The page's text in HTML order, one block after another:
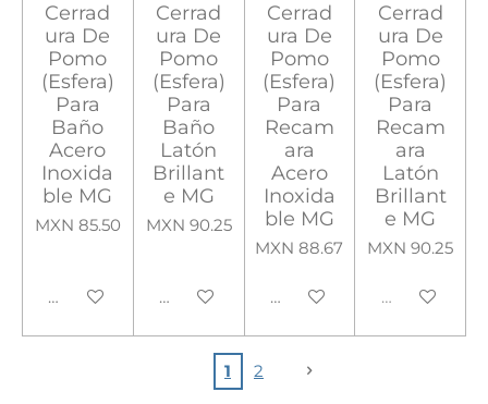
Cerrad
ura De
Pomo
(Esfera)
Para
Baño
Acero
Inoxida
ble MG
MXN 85.50
Añadir al carrito
Cerrad
ura De
Pomo
(Esfera)
Para
Baño
Latón
Brillant
e MG
MXN 90.25
Añadir al carrito
Cerrad
ura De
Pomo
(Esfera)
Para
Recam
ara
Acero
Inoxida
ble MG
MXN 88.67
Añadir al carrito
Cerrad
ura De
Pomo
(Esfera)
Para
Recam
ara
Latón
Brillant
e MG
MXN 90.25
Agotado
1 2